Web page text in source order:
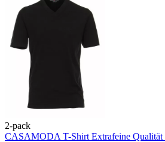
2-pack
CASAMODA T-Shirt Extrafeine